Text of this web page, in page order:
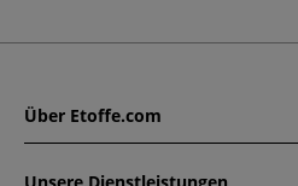
Über Etoffe.com